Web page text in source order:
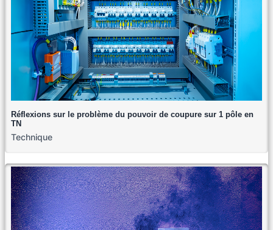
Réflexions sur le problème du pouvoir de coupure sur 1 pôle en
TN
Technique